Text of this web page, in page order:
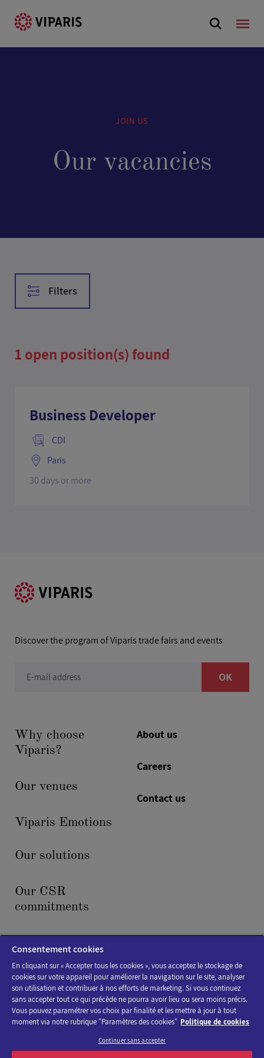
JOIN US
Our vacancies
Filters
Core Functions
Venues and Operations
Contract type
Alternation
CDD
CDI
Location
Paris
Les Salles du Carrousel
Paris Le Bourget
1 open position(s) found
Business Developer
CDI
Paris
30 days or more
Discover the program of Viparis trade fairs and events
E-mail address OK
Why choose
Viparis?
Our venues
Viparis Emotions
Our solutions
Our CSR
commitments
News & events
About us
Careers
Contact us
Cookies policy
Legal Notice
Consentement cookies
En cliquant sur « Accepter tous les cookies », vous acceptez le stockage de
cookies sur votre appareil pour améliorer la navigation sur le site, analyser
son utilisation et contribuer à nos efforts de marketing. Si vous continuez
sans accepter tout ce qui précède ne pourra avoir lieu ou sera moins précis.
Vous pouvez paramétrer vos choix par finalité et les mettre à jour à tout
moment via notre rubrique "Paramètres des cookies" Politique de cookies
Continuer sans accepter